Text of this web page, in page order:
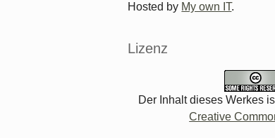
Hosted by My own IT.
Lizenz
Der Inhalt dieses Werkes
Creative